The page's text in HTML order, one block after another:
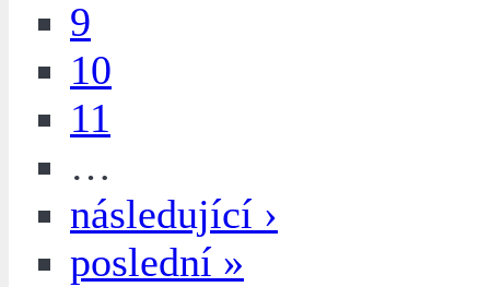
9
10
11
…
následující ›
poslední »